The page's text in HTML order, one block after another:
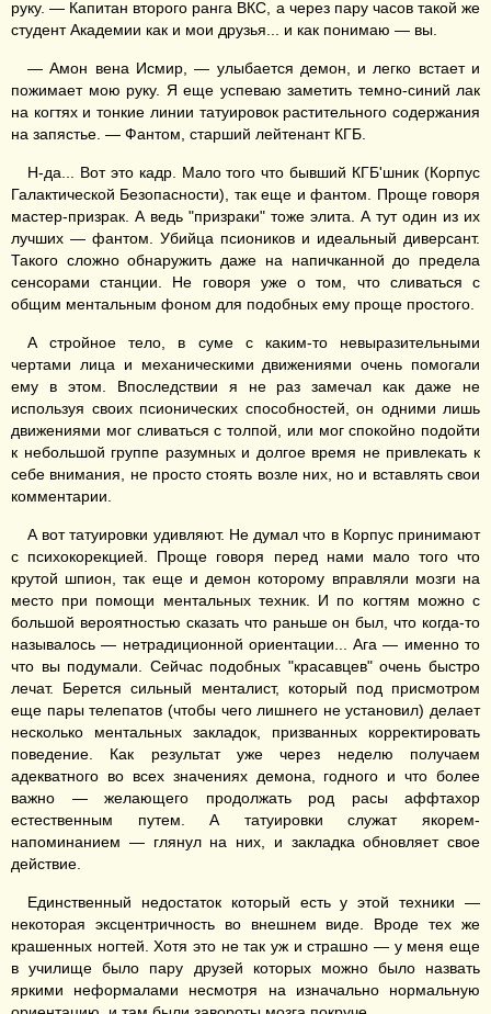
руку. — Капитан второго ранга ВКС, а через пару часов такой же
студент Академии как и мои друзья... и как понимаю — вы.
— Амон вена Исмир, — улыбается демон, и легко встает и
пожимает мою руку. Я еще успеваю заметить темно-синий лак
на когтях и тонкие линии татуировок растительного содержания
на запястье. — Фантом, старший лейтенант КГБ.
Н-да... Вот это кадр. Мало того что бывший КГБ'шник (Корпус
Галактической Безопасности), так еще и фантом. Проще говоря
мастер-призрак. А ведь "призраки" тоже элита. А тут один из их
лучших — фантом. Убийца псиоников и идеальный диверсант.
Такого сложно обнаружить даже на напичканной до предела
сенсорами станции. Не говоря уже о том, что сливаться с
общим ментальным фоном для подобных ему проще простого.
А стройное тело, в суме с каким-то невыразительными
чертами лица и механическими движениями очень помогали
ему в этом. Впоследствии я не раз замечал как даже не
используя своих псионических способностей, он одними лишь
движениями мог сливаться с толпой, или мог спокойно подойти
к небольшой группе разумных и долгое время не привлекать к
себе внимания, не просто стоять возле них, но и вставлять свои
комментарии.
А вот татуировки удивляют. Не думал что в Корпус принимают
с психокорекцией. Проще говоря перед нами мало того что
крутой шпион, так еще и демон которому вправляли мозги на
место при помощи ментальных техник. И по когтям можно с
большой вероятностью сказать что раньше он был, что когда-то
называлось — нетрадиционной ориентации... Ага — именно то
что вы подумали. Сейчас подобных "красавцев" очень быстро
лечат. Берется сильный менталист, который под присмотром
еще пары телепатов (чтобы чего лишнего не установил) делает
несколько ментальных закладок, призванных корректировать
поведение. Как результат уже через неделю получаем
адекватного во всех значениях демона, годного и что более
важно — желающего продолжать род расы аффтахор
естественным путем. А татуировки служат якорем-
напоминанием — глянул на них, и закладка обновляет свое
действие.
Единственный недостаток который есть у этой техники —
некоторая эксцентричность во внешнем виде. Вроде тех же
крашенных ногтей. Хотя это не так уж и страшно — у меня еще
в училище было пару друзей которых можно было назвать
яркими неформалами несмотря на изначально нормальную